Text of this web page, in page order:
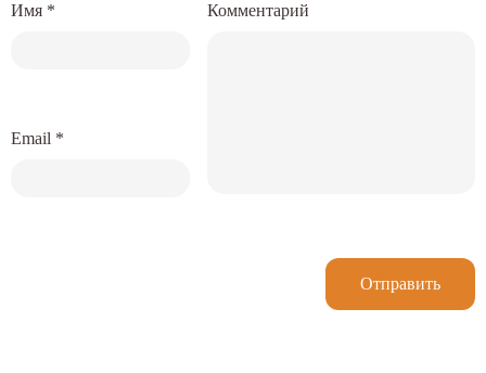
Комментарий
Имя *
Email *
Отправить